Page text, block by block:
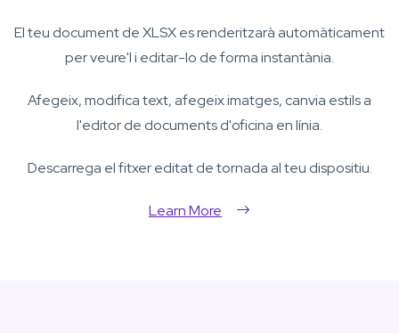
El teu document de XLSX es renderitzarà automàticament
per veure'l i editar-lo de forma instantània.
Afegeix, modifica text, afegeix imatges, canvia estils a
l'editor de documents d'oficina en línia.
Descarrega el fitxer editat de tornada al teu dispositiu.
Learn More